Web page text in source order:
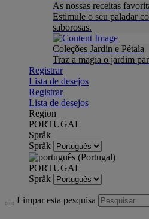
As nossas receitas
Estimule o seu paladar
saborosas.
Coleções Jardin e Pétala
Traz a magia o jardim
Registrar
Lista de desejos
Registrar
Lista de desejos
Region
PORTUGAL
Språk
Språk
PORTUGAL
Språk
Limpar esta pesquisa